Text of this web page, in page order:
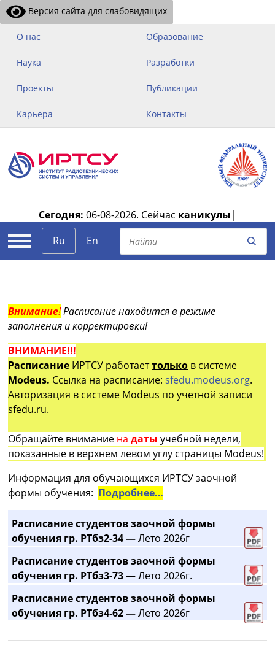
Версия сайта для слабовидящих
О нас Образование
Наука Разработки
Проекты Публикации
Карьера Контакты
Сегодня: 06-08-2026. Сейчас каникулы |
Ru
En
Внимание!Расписание находится в режиме
заполнения и корректировки!
ВНИМАНИЕ!!!
Расписание ИРТСУ работаеттолько в системе
Modeus. Ссылка на расписание:sfedu.modeus.org.
Авторизация в системе Modeus по учетной записи
sfedu.ru.
Обращайте внимание на датыучебной недели,
показанные в верхнем левом углу страницы Modeus!
Информация для обучающихся ИРТСУ заочной
формы обучения: Подробнее…
Расписание студентов заочной формы
обучения гр. РТбз2-34 —Лето 2026г
Расписание студентов заочной формы
обучения гр. РТбз3-73 —Лето 2026г.
Расписание студентов заочной формы
обучения гр. РТбз4-62 —Лето 2026г